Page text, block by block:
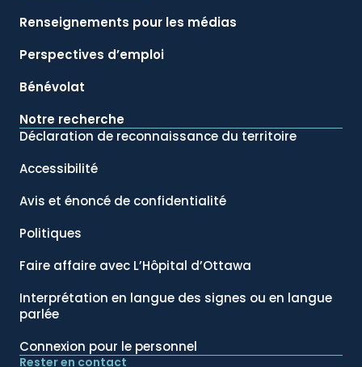
Renseignements pour les médias
Perspectives d’emploi
Bénévolat
Notre recherche
Déclaration de reconnaissance du territoire
Accessibilité
Avis et énoncé de confidentialité
Politiques
Faire affaire avec L’Hôpital d’Ottawa
Interprétation en langue des signes ou en langue
parlée
Connexion pour le personnel
Rester en contact